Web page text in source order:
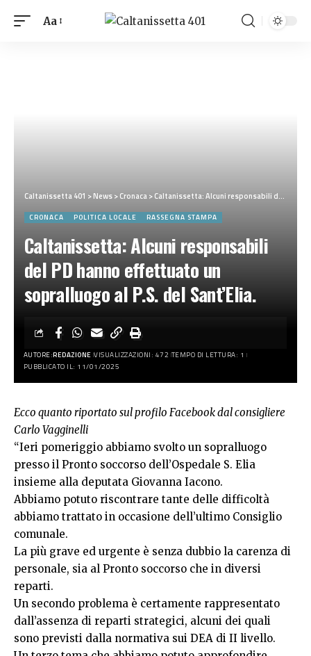
Aa
Caltanissetta 401 >News>Cronaca>Caltanissetta: Alcuni responsabili del PD hanno effettuato un sopralluogo al P.S. del Sant’Elia.
CRONACA POLITICA LOCALE RASSEGNA STAMPA
Caltanissetta: Alcuni responsabili
del PD hanno effettuato un
sopralluogo al P.S. del Sant’Elia.
AUTORE:REDAZIONE VISUALIZZAZIONI: 472 TEMPO DI LETTURA: 1
PUBBLICATO IL: 11/01/2025
Ecco quanto riportato sul profilo Facebook dal consigliere
Carlo Vagginelli
“Ieri pomeriggio abbiamo svolto un sopralluogo
presso il Pronto soccorso dell’Ospedale S. Elia
insieme alla deputata Giovanna Iacono.
Abbiamo potuto riscontrare tante delle difficoltà
abbiamo trattato in occasione dell’ultimo Consiglio
comunale.
La più grave ed urgente è senza dubbio la carenza di
personale, sia al Pronto soccorso che in diversi
reparti.
Un secondo problema è certamente rappresentato
dall’assenza di reparti strategici, alcuni dei quali
sono previsti dalla normativa sui DEA di II livello.